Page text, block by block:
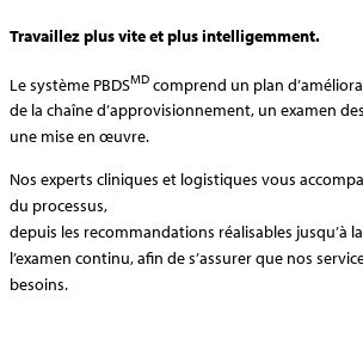
Travaillez plus vite et plus intelligemment.
Le système PBDSMD comprend un plan
de la chaîne d’approvisionnement, un examen
une mise en œuvre.
Nos experts cliniques et logistiques vous
du processus,
depuis les recommandations réalisables jusqu’à
l’examen continu, afin de s’assurer que nos
besoins.